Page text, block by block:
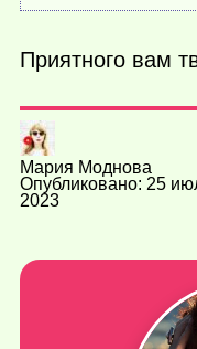
Приятного вам
Мария Моднова
Опубликовано: 25
2023